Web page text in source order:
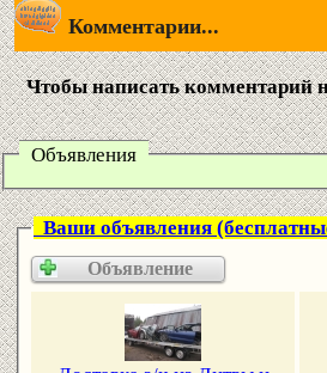
Комментарии...
Чтобы написать комментарий
Объявления
Ваши объявления
Объявление